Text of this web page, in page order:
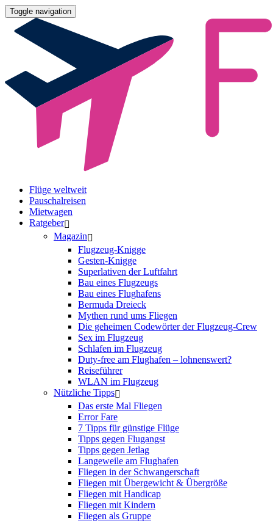
Toggle navigation
Flüge weltweit
Pauschalreisen
Mietwagen
Ratgeber
Magazin
Flugzeug-Knigge
Gesten-Knigge
Superlativen der Luftfahrt
Bau eines Flugzeugs
Bau eines Flughafens
Bermuda Dreieck
Mythen rund ums Fliegen
Die geheimen Codewörter der Flugzeug-Crew
Sex im Flugzeug
Schlafen im Flugzeug
Duty-free am Flughafen – lohnenswert?
Reiseführer
WLAN im Flugzeug
Nützliche Tipps
Das erste Mal Fliegen
Error Fare
7 Tipps für günstige Flüge
Tipps gegen Flugangst
Tipps gegen Jetlag
Langeweile am Flughafen
Fliegen in der Schwangerschaft
Fliegen mit Übergewicht & Übergröße
Fliegen mit Handicap
Fliegen mit Kindern
Fliegen als Gruppe